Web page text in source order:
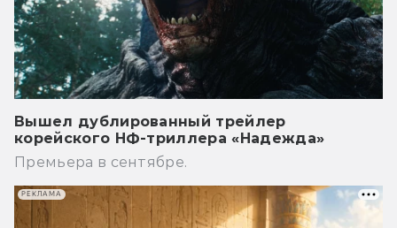
Вышел дублированный трейлер
корейского НФ-триллера «Надежда»
Премьера в сентябре.
РЕКЛАМА